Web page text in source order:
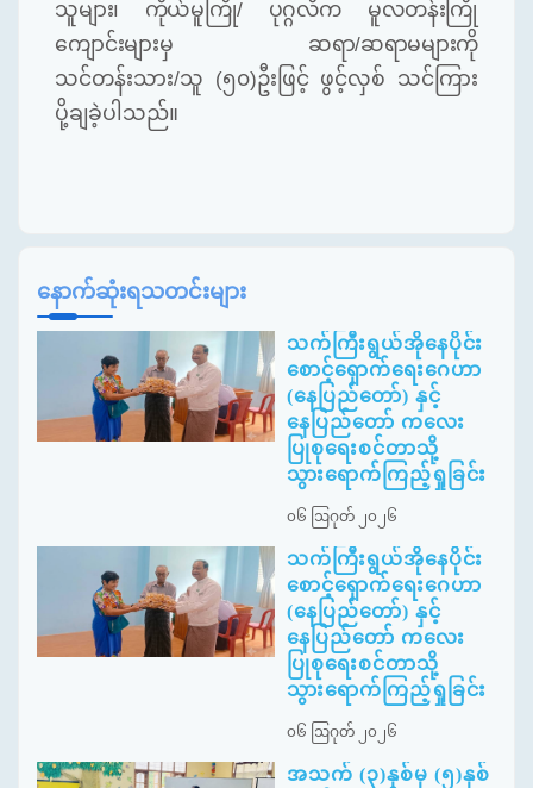
သူများ၊ ကိုယ်မူကြို/ ပုဂ္ဂလိက မူလတန်းကြို
ကျောင်းများမှ ဆရာ/ဆရာမများကို
သင်တန်းသား/သူ (၅၀)ဦးဖြင့် ဖွင့်လှစ် သင်ကြား
ပို့ချခဲ့ပါသည်။
နောက်ဆုံးရသတင်းများ
သက်ကြီးရွယ်အိုနေပိုင်း
စောင့်ရှောက်ရေးဂေဟာ
(နေပြည်တော်) နှင့်
နေပြည်တော် ကလေး
ပြုစုရေးစင်တာသို့
သွားရောက်ကြည့်ရှုခြင်း
၀၆ ဩဂုတ် ၂၀၂၆
သက်ကြီးရွယ်အိုနေပိုင်း
စောင့်ရှောက်ရေးဂေဟာ
(နေပြည်တော်) နှင့်
နေပြည်တော် ကလေး
ပြုစုရေးစင်တာသို့
သွားရောက်ကြည့်ရှုခြင်း
၀၆ ဩဂုတ် ၂၀၂၆
အသက် (၃)နှစ်မှ (၅)နှစ်